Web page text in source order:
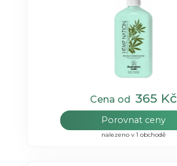
Cena od 365 Kč
Porovnat ceny
nalezeno v 1 obchodě